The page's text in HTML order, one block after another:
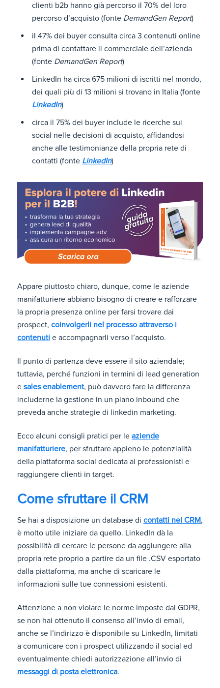
clienti b2b hanno già percorso il 70% del loro
percorso d’acquisto (fonte DemandGen Report)
il 47% dei buyer consulta circa 3 contenuti online
prima di contattare il commerciale dell’azienda
(fonte DemandGen Report)
LinkedIn ha circa 675 milioni di iscritti nel mondo,
dei quali più di 13 milioni si trovano in Italia (fonte
LinkedIn)
circa il 75% dei buyer include le ricerche sui
social nelle decisioni di acquisto, affidandosi
anche alle testimonianze della propria rete di
contatti (fonte LinkedIn)
Appare piuttosto chiaro, dunque, come le aziende
manifatturiere abbiano bisogno di creare e rafforzare
la propria presenza online per farsi trovare dai
prospect, coinvolgerli nel processo attraverso i
contenuti e accompagnarli verso l’acquisto.
Il punto di partenza deve essere il sito aziendale;
tuttavia, perché funzioni in termini di lead generation
e sales enablement, può davvero fare la differenza
includerne la gestione in un piano inbound che
preveda anche strategie di linkedin marketing.
Ecco alcuni consigli pratici per le aziende
manifatturiere, per sfruttare appieno le potenzialità
della piattaforma social dedicata ai professionisti e
raggiungere clienti in target.
Come sfruttare il CRM
Se hai a disposizione un database di contatti nel CRM,
è molto utile iniziare da quello. LinkedIn dà la
possibilità di cercare le persone da aggiungere alla
propria rete proprio a partire da un file .CSV esportato
dalla piattaforma, ma anche di scaricare le
informazioni sulle tue connessioni esistenti.
Attenzione a non violare le norme imposte dal GDPR,
se non hai ottenuto il consenso all’invio di email,
anche se l’indirizzo è disponibile su LinkedIn, limitati
a comunicare con i prospect utilizzando il social ed
eventualmente chiedi autorizzazione all’invio di
messaggi di posta elettronica.